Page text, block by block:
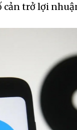
trở lợi